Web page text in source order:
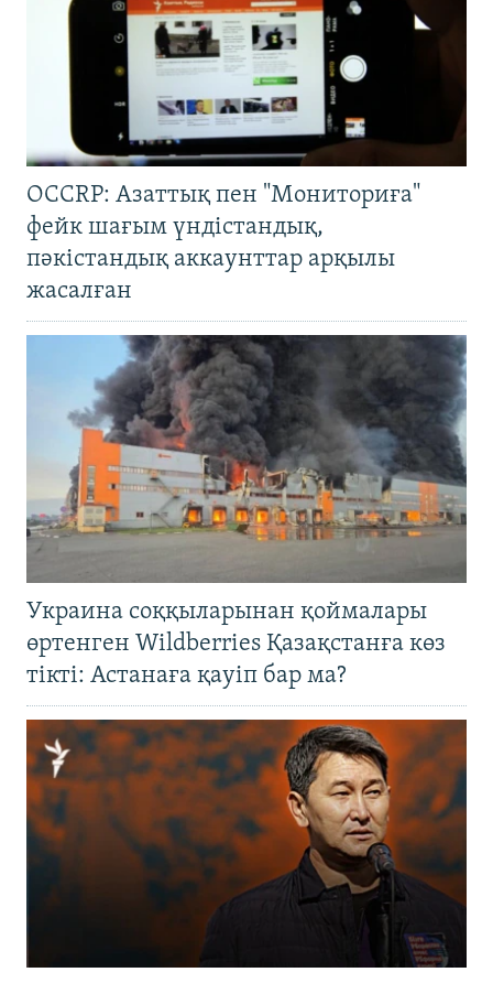
OCCRP: Азаттық пен "Мониториға"
фейк шағым үндістандық,
пәкістандық аккаунттар арқылы
жасалған
Украина соққыларынан қоймалары
өртенген Wildberries Қазақстанға көз
тікті: Астанаға қауіп бар ма?